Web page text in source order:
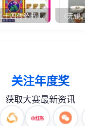
《纸裁四季——二十四传统节气文创设计》 《无